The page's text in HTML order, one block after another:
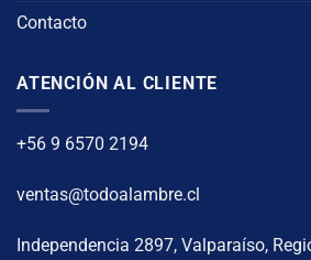
Contacto
ATENCIÓN AL CLIENTE
+56 9 6570 2194
ventas@todoalambre.cl
Independencia 2897, Valparaíso,